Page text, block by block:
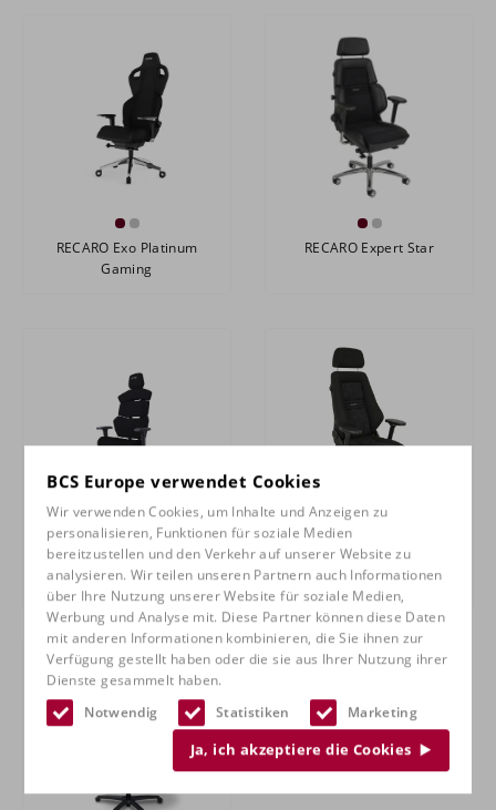
BCS Europe verwendet Cookies
Wir verwenden Cookies, um Inhalte und Anzeigen zu
personalisieren, Funktionen für soziale Medien
bereitzustellen und den Verkehr auf unserer Website zu
analysieren. Wir teilen unseren Partnern auch Informationen
über Ihre Nutzung unserer Website für soziale Medien,
Werbung und Analyse mit. Diese Partner können diese Daten
mit anderen Informationen kombinieren, die Sie ihnen zur
Verfügung gestellt haben oder die sie aus Ihrer Nutzung ihrer
Dienste gesammelt haben.
Notwendig
Statistiken Marketing
Ja, ich akzeptiere die Cookies
RECARO Exo Platinum
Gaming
RECARO Expert Star
RECARO Nxt Gaming RECARO Spezialist Star